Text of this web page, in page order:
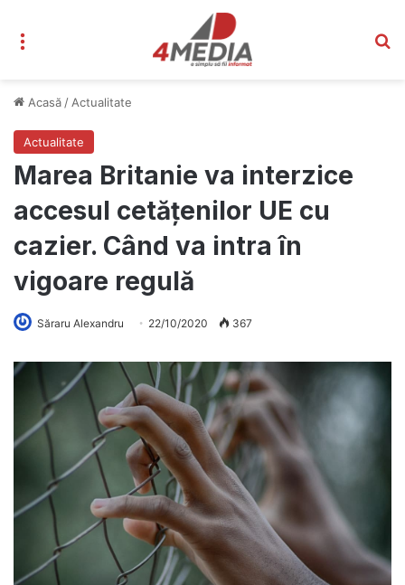
Acasă / Actualitate
Actualitate
Marea Britanie va interzice
accesul cetățenilor UE cu
cazier. Când va intra în
vigoare regulă
Săraru Alexandru 22/10/2020 367